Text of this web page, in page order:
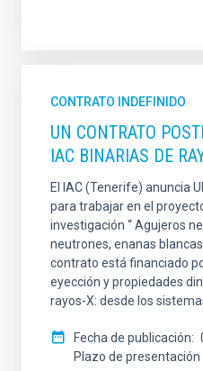
CONTRATO INDEFINIDO
UN CONTRATO
IAC BINARIAS DE
El IAC (Tenerife) anuncia
para trabajar en el
investigación “ Agujeros
neutrones, enanas blancas
contrato está financiado
eyección y propiedades
rayos-X: desde los
Fecha de publicación
Plazo de presentación